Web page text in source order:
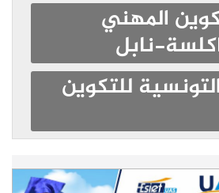
المهني
نابل
للتكوين